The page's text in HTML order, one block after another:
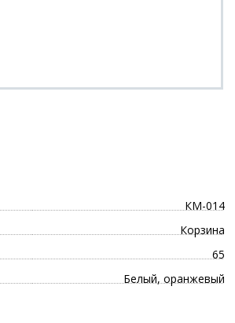
КМ-014
Корзина
65
Белый, оранжевый